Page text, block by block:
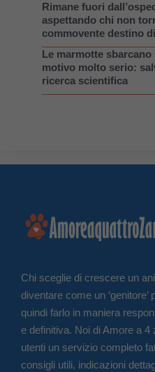
Rimane fuori
aspettando chi non
commovente destino
Le marmotte sbarcano
motivo molto serio:
ricerca scientifica
Chi sceglie di crescere un
diventare come un
quindi farlo in maniera
e definitiva. Noi di Amore a
utenti un servizio completo
consigli utili, indicazioni